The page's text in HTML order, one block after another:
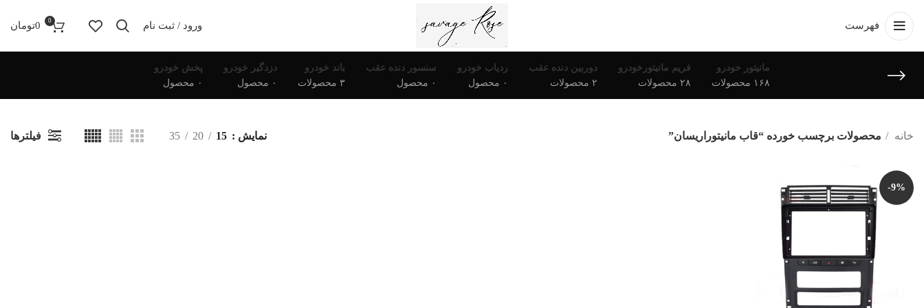
فهرست ورود / ثبت نام 0
0تومان
مانیتور خودرو
۱۶۸ محصولات
فریم مانیتورخودرو
۲۸ محصولات
دوربین دنده عقب
۲ محصولات
ردیاب خودرو
۰ محصول
سنسور دنده عقب
۰ محصول
باند خودرو
۳ محصولات
دزدگیر خودرو
۰ محصول
پخش خودرو
۰ محصول
خانه محصولات برچسب خورده “قاب مانیتوراریسان” نمایش 15
20
35 فیلترها
-9%